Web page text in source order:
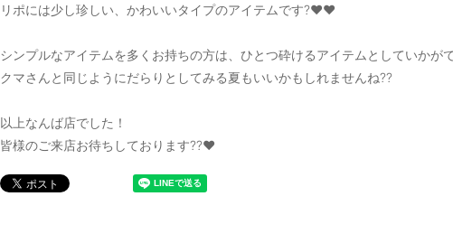
リポには少し珍しい、かわいいタイプのアイテムです?❤️❤️
シンプルなアイテムを多くお持ちの方は、ひとつ砕けるアイテムとしていかが
クマさんと同じようにだらりとしてみる夏もいいかもしれませんね??
以上なんば店でした！
皆様のご来店お待ちしております??❤️